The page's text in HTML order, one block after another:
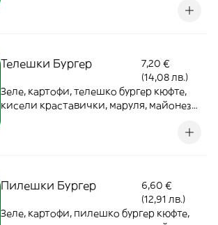
Телешки Бургер
7,20 €
(14,08 лв.)
Зеле, картофи, телешко бургер кюфте,
кисели краставички, маруля, майонеза,
Пилешки Бургер
6,60 €
(12,91 лв.)
Зеле, картофи, пилешко бургер кюфте,